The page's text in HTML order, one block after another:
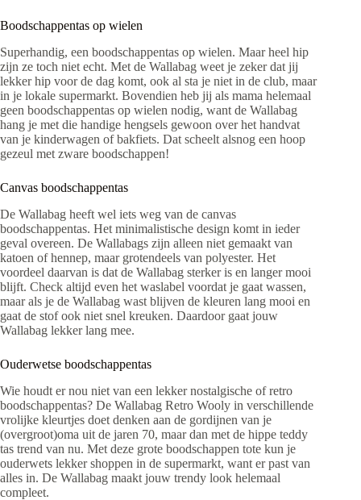
Boodschappentas op wielen
Superhandig, een boodschappentas op wielen. Maar heel hip
zijn ze toch niet echt. Met de Wallabag weet je zeker dat jij
lekker hip voor de dag komt, ook al sta je niet in de club, maar
in je lokale supermarkt. Bovendien heb jij als mama helemaal
geen boodschappentas op wielen nodig, want de Wallabag
hang je met die handige hengsels gewoon over het handvat
van je kinderwagen of bakfiets. Dat scheelt alsnog een hoop
gezeul met zware boodschappen!
Canvas boodschappentas
De Wallabag heeft wel iets weg van de canvas
boodschappentas. Het minimalistische design komt in ieder
geval overeen. De Wallabags zijn alleen niet gemaakt van
katoen of hennep, maar grotendeels van polyester. Het
voordeel daarvan is dat de Wallabag sterker is en langer mooi
blijft. Check altijd even het waslabel voordat je gaat wassen,
maar als je de Wallabag wast blijven de kleuren lang mooi en
gaat de stof ook niet snel kreuken. Daardoor gaat jouw
Wallabag lekker lang mee.
Ouderwetse boodschappentas
Wie houdt er nou niet van een lekker nostalgische of retro
boodschappentas? De Wallabag Retro Wooly in verschillende
vrolijke kleurtjes doet denken aan de gordijnen van je
(overgroot)oma uit de jaren 70, maar dan met de hippe teddy
tas trend van nu. Met deze grote boodschappen tote kun je
ouderwets lekker shoppen in de supermarkt, want er past van
alles in. De Wallabag maakt jouw trendy look helemaal
compleet.